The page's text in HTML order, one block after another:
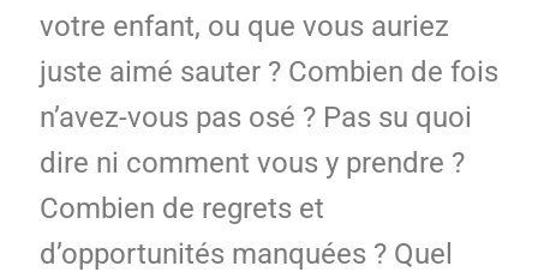
votre enfant, ou que vous auriez
juste aimé sauter ? Combien de fois
n’avez-vous pas osé ? Pas su quoi
dire ni comment vous y prendre ?
Combien de regrets et
d’opportunités manquées ? Quel